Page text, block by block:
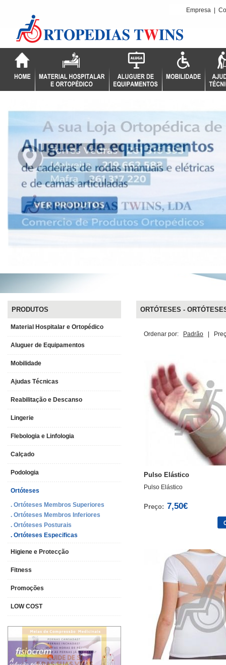
Empresa
PRODUTOS
Material Hospitalar e Ortopédico
Aluguer de Equipamentos
Mobilidade
Ajudas Técnicas
Reabilitação e Descanso
Lingerie
Flebologia e Linfologia
Calçado
Podologia
Ortóteses
. Ortóteses Membros Superiores
. Ortóteses Membros Inferiores
. Ortóteses Posturais
. Ortóteses Especificas
Higiene e Protecção
Fitness
Promoções
LOW COST
ORTÓTESES -
Ordenar por: Padrão
Pulso Elástico
Pulso Elástico
Preço: 7,50€